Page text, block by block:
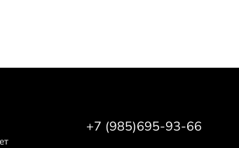
+7 (985)695-93-66